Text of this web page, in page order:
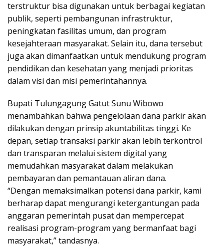
terstruktur bisa digunakan untuk berbagai kegiatan
publik, seperti pembangunan infrastruktur,
peningkatan fasilitas umum, dan program
kesejahteraan masyarakat. Selain itu, dana tersebut
juga akan dimanfaatkan untuk mendukung program
pendidikan dan kesehatan yang menjadi prioritas
dalam visi dan misi pemerintahannya.
Bupati Tulungagung Gatut Sunu Wibowo
menambahkan bahwa pengelolaan dana parkir akan
dilakukan dengan prinsip akuntabilitas tinggi. Ke
depan, setiap transaksi parkir akan lebih terkontrol
dan transparan melalui sistem digital yang
memudahkan masyarakat dalam melakukan
pembayaran dan pemantauan aliran dana.
“Dengan memaksimalkan potensi dana parkir, kami
berharap dapat mengurangi ketergantungan pada
anggaran pemerintah pusat dan mempercepat
realisasi program-program yang bermanfaat bagi
masyarakat,” tandasnya.